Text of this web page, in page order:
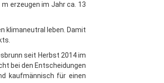
erzeugen im Jahr ca. 13
klimaneutral leben. Damit
seit Herbst 2014 im
bei den Entscheidungen
kaufmännisch für einen